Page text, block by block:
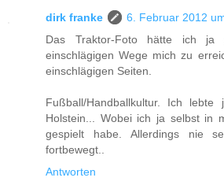
dirk franke
6. Februar 2012
Das Traktor-Foto hätte ich ja
einschlägigen Wege mich zu
einschlägigen Seiten.
Fußball/Handballkultur. Ich lebte
Holstein... Wobei ich ja selbst in
gespielt habe. Allerdings nie
fortbewegt..
Antworten